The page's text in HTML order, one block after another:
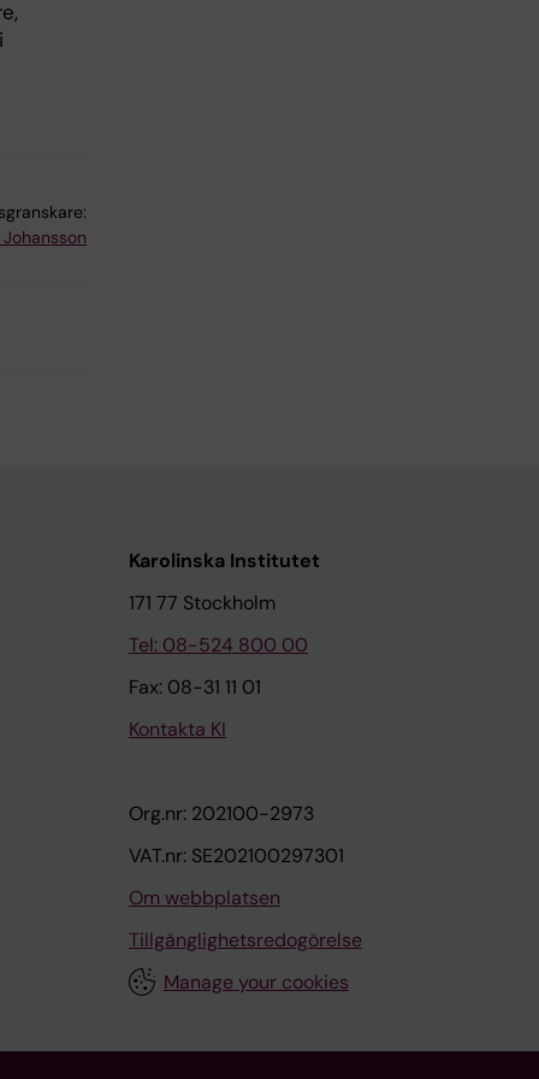
Johansson
Karolinska Institutet
171 77 Stockholm
Tel: 08-524 800 00
Fax: 08-31 11 01
Kontakta KI
Org.nr: 202100-2973
VAT.nr: SE202100297301
Om webbplatsen
Tillgänglighetsredogörelse
Manage your cookies